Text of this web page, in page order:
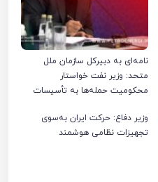
نامه‌ای به دبیرکل سازمان ملل
متحد: وزیر نفت خواستار
محکومیت حمله‌ها به تأسیسات
وزیر دفاع: حرکت ایران به‌سوی
تجهیزات نظامی هوشمند